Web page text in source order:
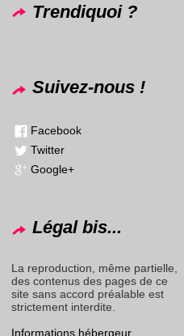
Trendiquoi ?
Suivez-nous !
Facebook
Twitter
Google+
Légal bis...
La reproduction, même partielle,
des contenus des pages de ce
site sans accord préalable est
strictement interdite.
Informations hébergeur